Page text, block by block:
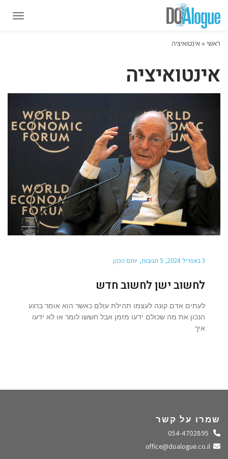
ראשי »אינטואיציה
אינטואיציה
3 באפריל 2024 5 תגובות יותם הכהן
לחשוב ישן לחשוב חדש
לעתים אדם קונה לעצמו תהילת עולם כאשר הוא אומר ברגע
הנכון את מה שכולם ידעו מזמן אבל חששו לומר או לא ידעו
איך
שמרו על קשר
התקשרו אלינו
שלחו מייל